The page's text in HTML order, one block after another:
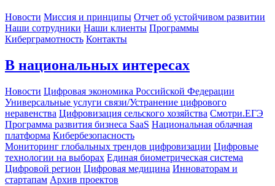
Новости Миссия и принципы Отчет об устойчивом развитии
Наши сотрудники Наши клиенты Программы
Киберграмотность Контакты
В национальных интересах
Новости Цифровая экономика Российской Федерации
Универсальные услуги связи/Устранение цифрового
неравенства Цифровизация сельского хозяйства Смотри.ЕГЭ
Программа развития бизнеса SaaS Национальная облачная
платформа Кибербезопасность
Мониторинг глобальных трендов цифровизации Цифровые
технологии на выборах Единая биометрическая система
Цифровой регион Цифровая медицина Инноваторам и
стартапам Архив проектов